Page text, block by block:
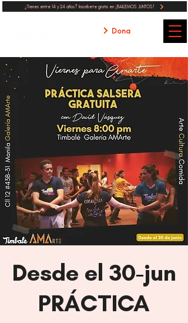
¿Tienes entre 14 y 24 años? Inscribete gratis en ¡BAILEMOS JUNTOS!
Dona
Desde el 30-jun
PRÁCTICA